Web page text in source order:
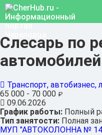
Слесарь по
автомобилей
Транспорт, автобизнес,
65 000 - 70 000 ₽
09.06.2026
График работы: Полный
Тип занятости: Полная
МУП "АВТОКОЛОННА №